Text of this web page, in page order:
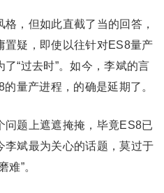
，但如此直截了当的回答，
置疑，即使以往针对ES8量产
“过去时”。如今，李斌的言
量产进程，的确是延期了。
问题上遮遮掩掩，毕竟ES8已
李斌最为关心的话题，莫过于
难”。